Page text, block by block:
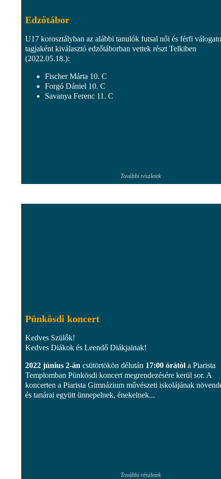
Edzőtábor
U17 korosztályban az alábbi tanulók futsal női és férfi
tagjaként kiválasztó edzőtáborban vettek részt Telkiben
(2022.05.18.):
Fischer Márta 10. C
Forgó Dániel 10. C
Savanya Ferenc 11. C
További részletek
Pünkösdi koncert
Kedves Szülők!
Kedves Diákok és Leendő Diákjainak!
2022 június 2-án csütörtökön délután 17:00 órától a Piarista
Templomban Pünkösdi koncert megrendezésére kerül sor. A
koncerten a Piarista Gimnázium művészeti iskolájának
és tanárai együtt ünnepelnek, énekelnek...
További részletek